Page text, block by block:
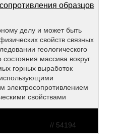
образцов
делу и может быть
свойств связных
геологического
состояния массива вокруг
горных выработок
электросопротивлением
свойствами
// 54194